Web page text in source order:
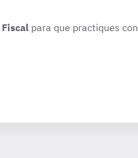
para que practiques con